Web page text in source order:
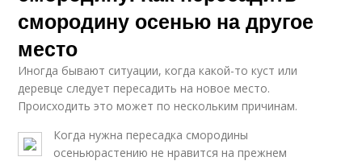
смородину осенью на другое
место
Иногда бывают ситуации, когда какой-то куст или
деревце следует пересадить на новое место.
Происходить это может по нескольким причинам.
Когда нужна пересадка смородины
осеньюрастению не нравится на прежнем